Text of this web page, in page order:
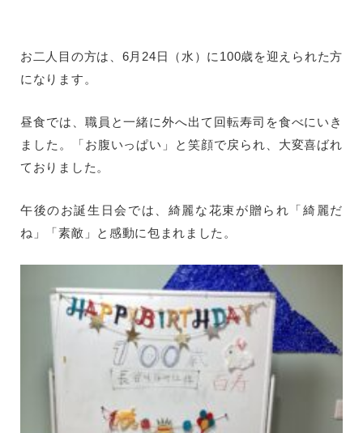
お二人目の方は、6月24日（水）に100歳を迎えられた方
になります。
昼食では、職員と一緒に外へ出て回転寿司を食べにいき
ました。「お腹いっぱい」と笑顔で戻られ、大変喜ばれ
ておりました。
午後のお誕生日会では、綺麗な花束が贈られ「綺麗だ
ね」「素敵」と感動に包まれました。